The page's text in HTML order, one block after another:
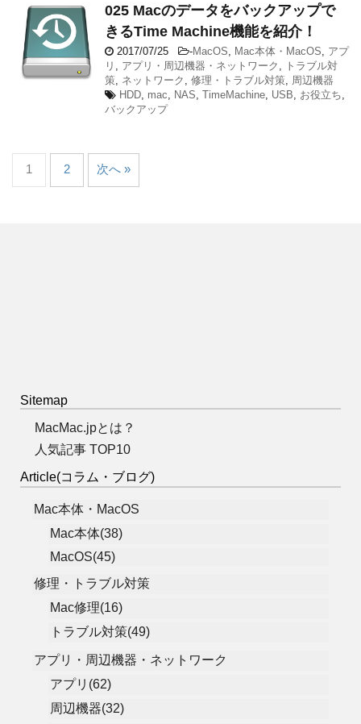
025 Macのデータをバックアップで
きるTime Machine機能を紹介！
2017/07/25 -MacOS, Mac本体・MacOS, アプ
リ , アプリ・周辺機器・ネットワーク ,
トラブル対
策, ネットワーク , 修理・トラブル対策, 周辺機器
HDD, mac, NAS, TimeMachine, USB, お役立ち,
バックアップ
1 2 次へ »
Sitemap
MacMac.jpとは？
人気記事 TOP10
Article(コラム・ブログ)
Mac本体・MacOS
Mac本体(38)
MacOS(45)
修理・トラブル対策
Mac修理(16)
トラブル対策(49)
アプリ・周辺機器・ネットワーク
アプリ(62)
周辺機器(32)